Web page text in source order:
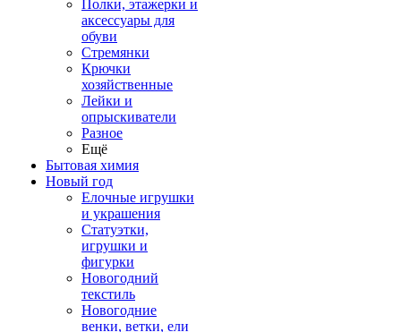
Полки, этажерки и
аксессуары для
обуви
Стремянки
Крючки
хозяйственные
Лейки и
опрыскиватели
Разное
Ещё
Бытовая химия
Новый год
Елочные игрушки
и украшения
Статуэтки,
игрушки и
фигурки
Новогодний
текстиль
Новогодние
венки, ветки, ели